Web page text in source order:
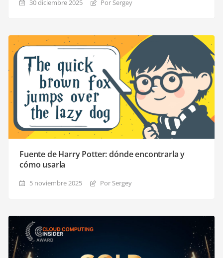
30 diciembre 2025 Por Sergey
Fuente de Harry Potter: dónde encontrarla y
cómo usarla
5 noviembre 2025 Por Sergey